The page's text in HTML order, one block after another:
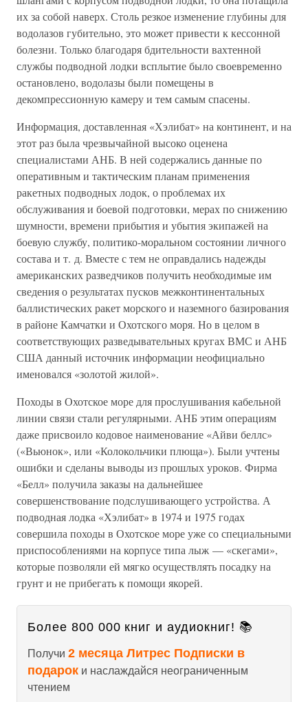
их за собой наверх. Столь резкое изменение глубины для
водолазов губительно, это может привести к кессонной
болезни. Только благодаря бдительности вахтенной
службы подводной лодки всплытие было своевременно
остановлено, водолазы были помещены в
декомпрессионную камеру и тем самым спасены.
Информация, доставленная «Хэлибат» на континент, и на
этот раз была чрезвычайной высоко оценена
специалистами АНБ. В ней содержались данные по
оперативным и тактическим планам применения
ракетных подводных лодок, о проблемах их
обслуживания и боевой подготовки, мерах по снижению
шумности, времени прибытия и убытия экипажей на
боевую службу, политико-моральном состоянии личного
состава и т. д. Вместе с тем не оправдались надежды
американских разведчиков получить необходимые им
сведения о результатах пусков межконтинентальных
баллистических ракет морского и наземного базирования
в районе Камчатки и Охотского моря. Но в целом в
соответствующих разведывательных кругах ВМС и АНБ
США данный источник информации неофициально
именовался «золотой жилой».
Походы в Охотское море для прослушивания кабельной
линии связи стали регулярными. АНБ этим операциям
даже присвоило кодовое наименование «Айви беллс»
(«Вьюнок», или «Колокольчики плюща»). Были учтены
ошибки и сделаны выводы из прошлых уроков. Фирма
«Белл» получила заказы на дальнейшее
совершенствование подслушивающего устройства. А
подводная лодка «Хэлибат» в 1974 и 1975 годах
совершила походы в Охотское море уже со специальными
приспособлениями на корпусе типа лыж — «скегами»,
которые позволяли ей мягко осуществлять посадку на
грунт и не прибегать к помощи якорей.
Более 800 000 книг и аудиокниг! 📚
Получи 2 месяца Литрес Подписки в
подарок и наслаждайся неограниченным
чтением